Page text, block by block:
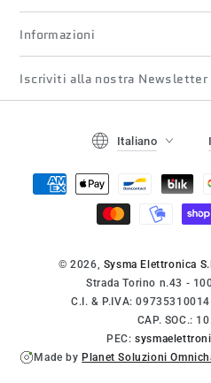
Informazioni
Iscriviti alla nostra Newsletter
© 2026, Sysma Elettronica
Strada Torino n.43 -
C.I. & P.IVA:
CAP. SOC.:
PEC:
Made byPlanet Soluzioni
Lingua
Italiano
Modalità